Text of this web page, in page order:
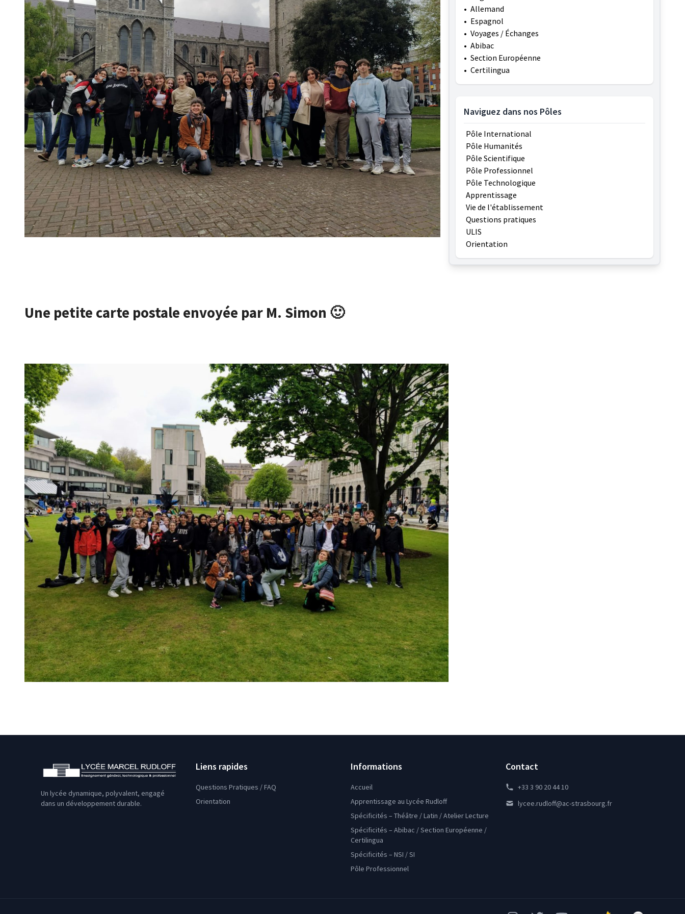
Une petite carte postale envoyée par M. Simon 🙂
• Allemand
• Espagnol
• Voyages / Échanges
• Abibac
• Section Européenne
• Certilingua
Naviguez dans nos Pôles
Pôle International
Pôle Humanités
Pôle Scientifique
Pôle Professionnel
Pôle Technologique
Apprentissage
Vie de l'établissement
Questions pratiques
ULIS
Orientation
Un lycée dynamique, polyvalent, engagé
dans un développement durable.
Liens rapides
Questions Pratiques / FAQ
Orientation
Informations
Accueil
Apprentissage au Lycée Rudloff
Spécificités – Théâtre / Latin / Atelier Lecture
Spécificités – Abibac / Section Européenne /
Certilingua
Spécificités – NSI / SI
Pôle Professionnel
Contact
+33 3 90 20 44 10
lycee.rudloff@ac-strasbourg.fr